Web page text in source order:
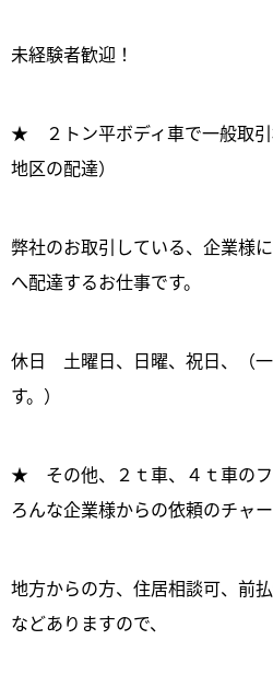
未経験者歓迎！
★ ２トン平ボディ車で一般取引
地区の配達）
弊社のお取引している、企業様
へ配達するお仕事です。
休日 土曜日、日曜、祝日、（
す。）
★ その他、２ｔ車、４ｔ車の
ろんな企業様からの依頼のチャー
地方からの方、住居相談可、前
などありますので、